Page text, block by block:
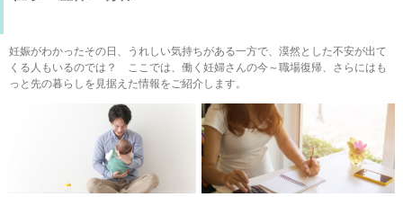
妊娠がわかったその日、うれしい気持ちがある一方で、漠然とした不安が出て
くる人もいるのでは？ ここでは、働く妊婦さんの今～職場復帰、さらにはも
っと先の暮らしを見据えた情報をご紹介します。